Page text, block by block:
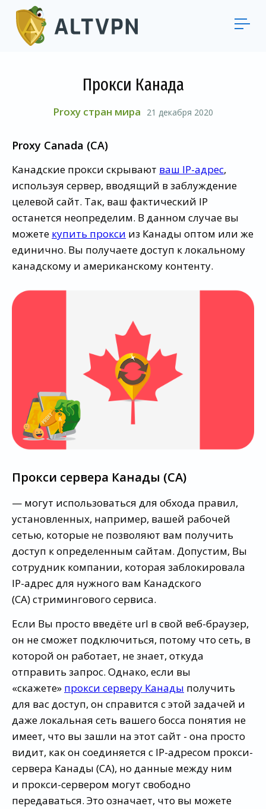
Прокси Канада
Proxy стран мира 21 декабря 2020
Proxy Canada (CA)
Канадские прокси скрывают ваш IP-адрес,
используя сервер, вводящий в заблуждение
целевой сайт. Так, ваш фактический IP
останется неопределим. В данном случае вы
можете купить прокси из Канады оптом или же
единично. Вы получаете доступ к локальному
канадскому и американскому контенту.
Прокси сервера Канады (CA)
— могут использоваться для обхода правил,
установленных, например, вашей рабочей
сетью, которые не позволяют вам получить
доступ к определенным сайтам. Допустим, Вы
сотрудник компании, которая заблокировала
IP-адрес для нужного вам Канадского
(CA) стримингового сервиса.
Если Вы просто введёте url в свой веб-браузер,
он не сможет подключиться, потому что сеть, в
которой он работает, не знает, откуда
отправить запрос. Однако, если вы
«скажете» прокси серверу Канады получить
для вас доступ, он справится с этой задачей и
даже локальная сеть вашего босса понятия не
имеет, что вы зашли на этот сайт - она просто
видит, как он соединяется с IP-адресом прокси-
сервера Канады (CA), но данные между ним
и прокси-сервером могут свободно
передаваться. Это означает, что вы можете